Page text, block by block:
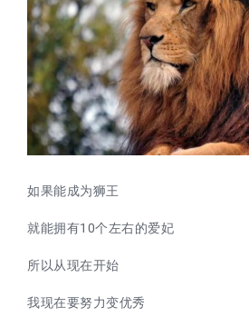
如果能成为狮王
就能拥有10个左右的爱妃
所以从现在开始
我现在要努力变优秀